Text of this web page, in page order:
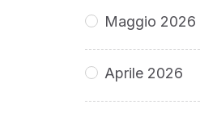
Maggio 2026
Aprile 2026